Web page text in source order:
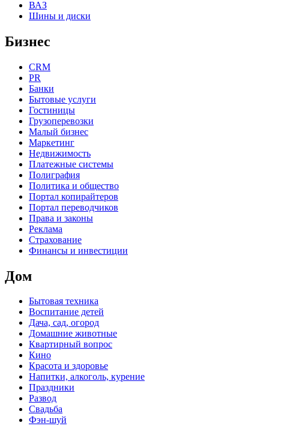
ВАЗ
Шины и диски
Бизнес
CRM
PR
Банки
Бытовые услуги
Гостиницы
Грузоперевозки
Малый бизнес
Маркетинг
Недвижимость
Платежные системы
Полиграфия
Политика и общество
Портал копирайтеров
Портал переводчиков
Права и законы
Реклама
Страхование
Финансы и инвестиции
Дом
Бытовая техника
Воспитание детей
Дача, сад, огород
Домашние животные
Квартирный вопрос
Кино
Красота и здоровье
Напитки, алкоголь, курение
Праздники
Развод
Свадьба
Фэн-шуй